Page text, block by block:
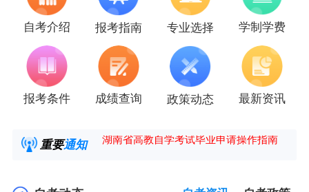
自考介绍 报考指南 专业选择 学制学费
报考条件 成绩查询 政策动态 最新资讯
重要通知
湖南省高教自学考试毕业申请操作指南